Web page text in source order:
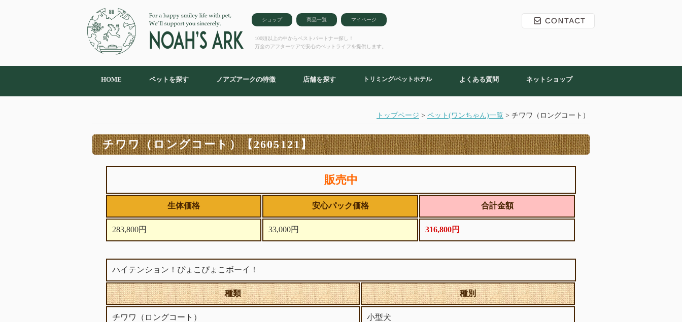
ショップ 商品一覧 マイページ
100頭以上の中からベストパートナー探し！
万全のアフターケアで安心のペットライフを提供します。
HOME ペットを探す ノアズアークの特徴 店舗を探す トリミング/ペットホテル よくある質問 ネットショップ
トップページ > ペット(ワンちゃん)一覧 > チワワ（ロングコート）
チワワ（ロングコート）【2605121】
販売中
生体価格 安心パック価格 合計金額
283,800円 33,000円 316,800円
ハイテンション！ぴょこぴょこボーイ！
種類 種別
チワワ（ロングコート） 小型犬